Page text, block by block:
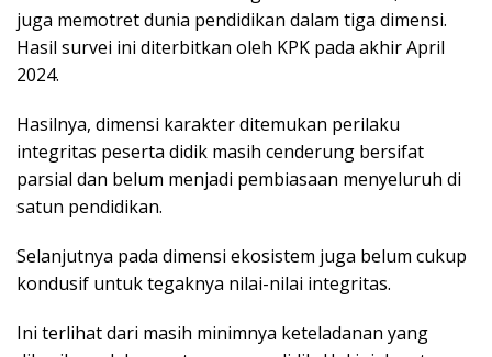
juga memotret dunia pendidikan dalam tiga dimensi.
Hasil survei ini diterbitkan oleh KPK pada akhir April
2024.
Hasilnya, dimensi karakter ditemukan perilaku
integritas peserta didik masih cenderung bersifat
parsial dan belum menjadi pembiasaan menyeluruh di
satun pendidikan.
Selanjutnya pada dimensi ekosistem juga belum cukup
kondusif untuk tegaknya nilai-nilai integritas.
Ini terlihat dari masih minimnya keteladanan yang